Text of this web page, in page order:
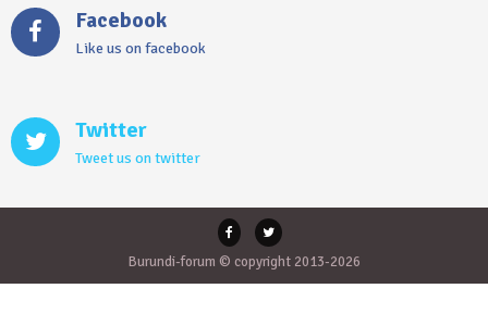
Facebook
Like us on facebook
Twitter
Tweet us on twitter
Burundi-forum © copyright 2013-2026